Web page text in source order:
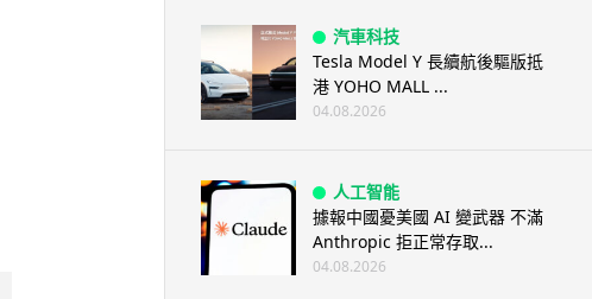
汽車科技
Tesla Model Y 長續航後驅版抵
港 YOHO MALL ...
04.08.2026
人工智能
據報中國憂美國 AI 變武器 不滿
Anthropic 拒正常存取...
04.08.2026